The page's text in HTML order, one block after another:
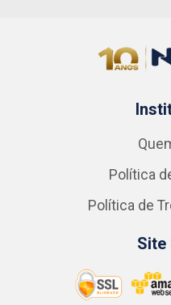
Política
Política de
Site